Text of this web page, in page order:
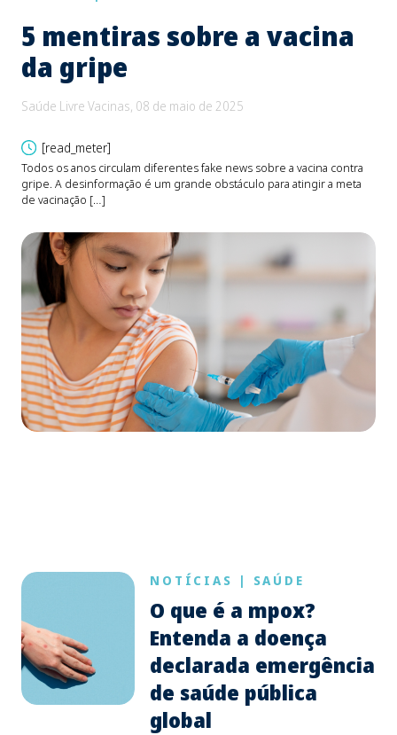
5 mentiras sobre a vacina
da gripe
Saúde Livre Vacinas, 08 de maio de 2025
[read_meter]
Todos os anos circulam diferentes fake news sobre a vacina contra
gripe. A desinformação é um grande obstáculo para atingir a meta
de vacinação […]
NOTÍCIAS | SAÚDE
O que é a mpox?
Entenda a doença
declarada emergência
de saúde pública
global